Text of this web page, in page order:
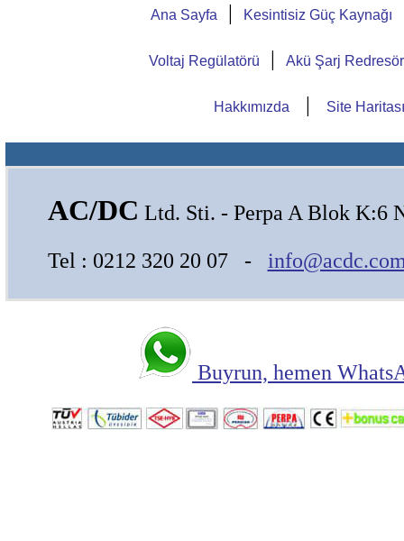
Ana Sayfa | Kesintisiz Güç Kaynağı
Voltaj Regülatörü | Akü Şarj
Hakkımızda | Site Haritası
AC/DC Ltd. Sti. - Perpa A Blok K:6
Tel : 0212 320 20 07 -
Buyrun, hemen